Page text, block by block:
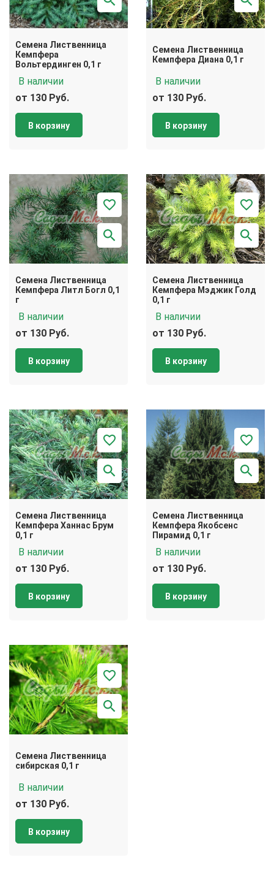
Семена Лиственница
Кемпфера
Вольтердинген 0,1 г
В наличии
от 130 Руб.
В корзину
Семена Лиственница
Кемпфера Диана 0,1 г
В наличии
от 130 Руб.
В корзину
Семена Лиственница
Кемпфера Литл Богл 0,1
г
В наличии
от 130 Руб.
В корзину
Семена Лиственница
Кемпфера Мэджик Голд
0,1 г
В наличии
от 130 Руб.
В корзину
Семена Лиственница
Кемпфера Ханнас Брум
0,1 г
В наличии
от 130 Руб.
В корзину
Семена Лиственница
Кемпфера Якобсенс
Пирамид 0,1 г
В наличии
от 130 Руб.
В корзину
Семена Лиственница
сибирская 0,1 г
В наличии
от 130 Руб.
В корзину